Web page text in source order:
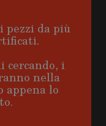
pezzi da più
cercando, i
nella
appena lo